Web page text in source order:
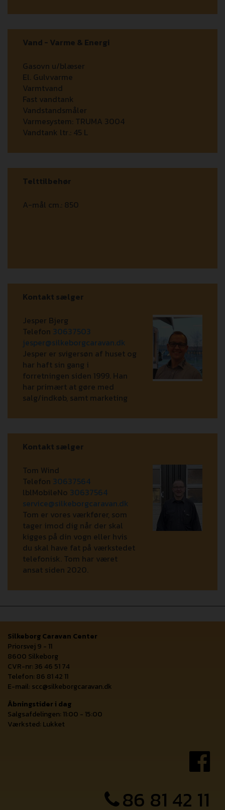
Vand - Varme & Energi
Gasovn u/blæser
El. Gulvvarme
Varmtvand
Fast vandtank
Vandstandsmåler
Varmesystem: TRUMA 3004
Vandtank ltr.: 45 L
Telttilbehør
A-mål cm.: 850
Kontakt sælger
Jesper Bjerg
Telefon 30637503
jesper@silkeborgcaravan.dk
Jesper er svigersøn af huset og
har haft sin gang i
forretningen siden 1999. Han
har primært at gøre med
salg/indkøb, samt marketing
Kontakt sælger
Tom Wind
Telefon 30637564
lblMobileNo 30637564
service@silkeborgcaravan.dk
Tom er vores værkfører, som
tager imod dig når der skal
kigges på din vogn eller hvis
du skal have fat på værkstedet
telefonisk. Tom har været
ansat siden 2020.
Silkeborg Caravan Center
Priorsvej 9 - 11
8600 Silkeborg
CVR-nr: 36 46 51 74
Telefon: 86 81 42 11
E-mail: scc@silkeborgcaravan.dk
Åbningstider i dag
Salgsafdelingen: 11:00 - 15:00
Værksted: Lukket
86 81 42 11